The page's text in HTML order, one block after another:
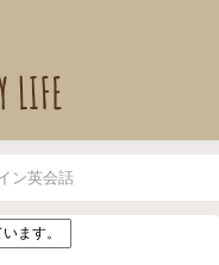
ン英会話
ます。